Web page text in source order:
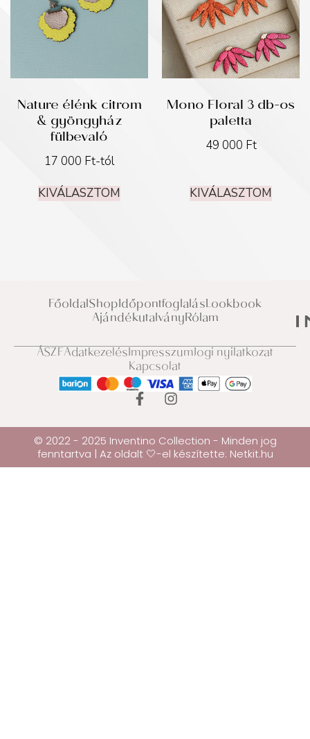
Nature élénk citrom
& gyöngyház
fülbevaló
17 000 Ft-tól
KIVÁLASZTOM
Mono Floral 3 db-os
paletta
49 000 Ft
KIVÁLASZTOM
FőoldalShopIdőpontfoglalásLookbook
AjándékutalványRólam
ÁSZFAdatkezelésImpresszumJogi nyilatkozat
Kapcsolat
© 2022 - 2025 Inventino Collection - Minden jog
fenntartva | Az oldalt 🤍-el készítette: Netkit.hu